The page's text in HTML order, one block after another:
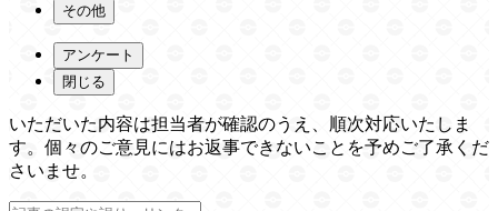
その他
アンケート
閉じる
いただいた内容は担当者が確認のうえ、順次対応いたしま
す。個々のご意見にはお返事できないことを予めご了承くだ
さいませ。